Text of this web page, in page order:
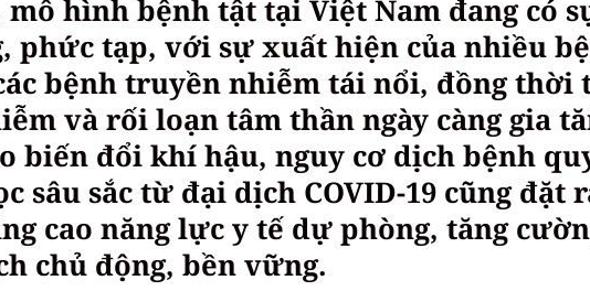
mô hình bệnh tật tại Việt Nam đang có
phức tạp, với sự xuất hiện của nhiều
bệnh truyền nhiễm tái nổi, đồng thời
và rối loạn tâm thần ngày càng gia
biến đổi khí hậu, nguy cơ dịch bệnh
sâu sắc từ đại dịch COVID-19 cũng đặt
cao năng lực y tế dự phòng, tăng
chủ động, bền vững.